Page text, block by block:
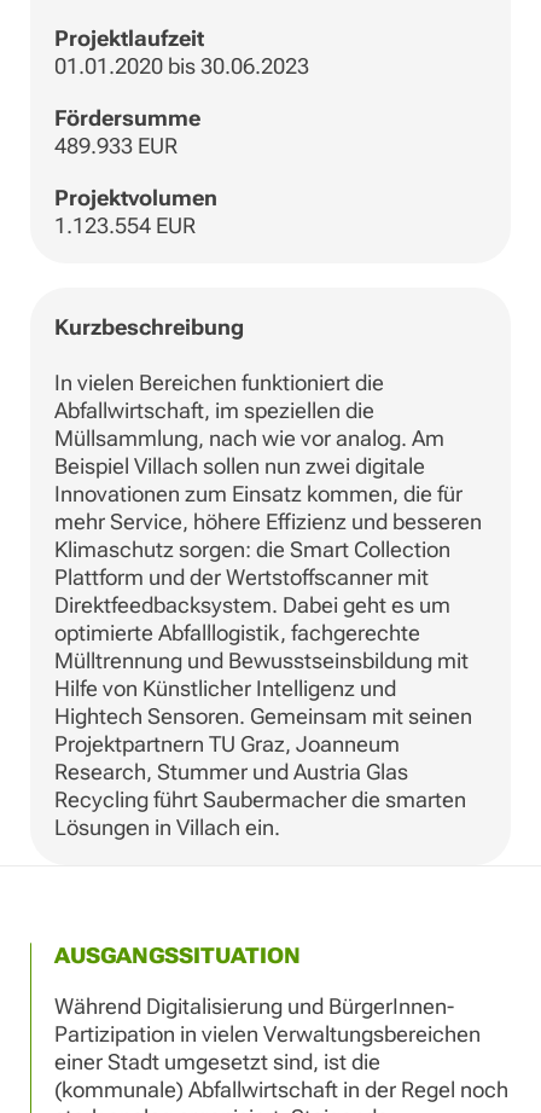
Projektlaufzeit
01.01.2020 bis 30.06.2023
Fördersumme
489.933 EUR
Projektvolumen
1.123.554 EUR
Kurzbeschreibung
In vielen Bereichen funktioniert die
Abfallwirtschaft, im speziellen die
Müllsammlung, nach wie vor analog. Am
Beispiel Villach sollen nun zwei digitale
Innovationen zum Einsatz kommen, die für
mehr Service, höhere Effizienz und besseren
Klimaschutz sorgen: die Smart Collection
Plattform und der Wertstoffscanner mit
Direktfeedbacksystem. Dabei geht es um
optimierte Abfalllogistik, fachgerechte
Mülltrennung und Bewusstseinsbildung mit
Hilfe von Künstlicher Intelligenz und
Hightech Sensoren. Gemeinsam mit seinen
Projektpartnern TU Graz, Joanneum
Research, Stummer und Austria Glas
Recycling führt Saubermacher die smarten
Lösungen in Villach ein.
AUSGANGSSITUATION
Während Digitalisierung und BürgerInnen-
Partizipation in vielen Verwaltungsbereichen
einer Stadt umgesetzt sind, ist die
(kommunale) Abfallwirtschaft in der Regel noch